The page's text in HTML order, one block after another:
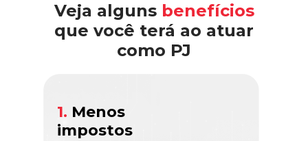
Veja alguns benefícios
que você terá ao atuar
como PJ
1. Menos
impostos